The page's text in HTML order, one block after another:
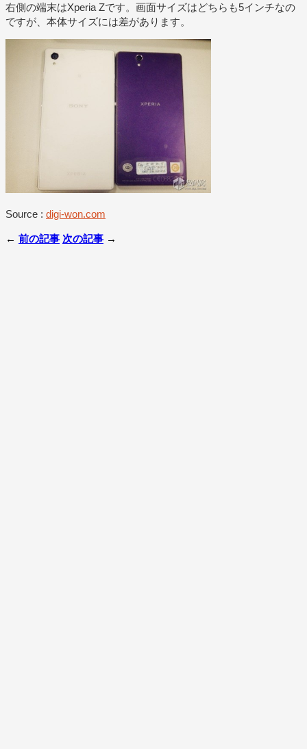
右側の端末はXperia Zです。画面サイズはどちらも5インチなの
ですが、本体サイズには差があります。
Source : digi-won.com
← 前の記事 次の記事 →